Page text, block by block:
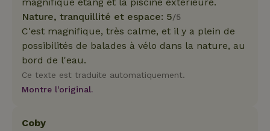
Nature, tranquillité et espace: 5/5
C'est magnifique, très calme, et il y a plein de
possibilités de balades à vélo dans la nature, au
bord de l'eau.
Ce texte est traduite automatiquement.
Montre l'original.
Coby